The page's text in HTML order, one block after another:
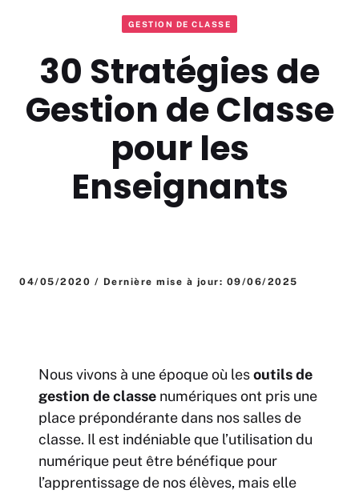
GESTION DE CLASSE
30 Stratégies de
Gestion de Classe
pour les
Enseignants
04/05/2020 / Dernière mise à jour: 09/06/2025
Nous vivons à une époque où lesoutils de
gestion de classe numériques ont pris une
place prépondérante dans nos salles de
classe. Il est indéniable que l’utilisation du
numérique peut être bénéfique pour
l’apprentissage de nos élèves, mais elle